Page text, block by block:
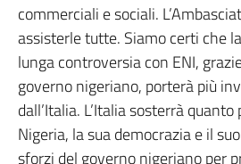
commerciali e sociali.
assisterle tutte. Siamo certi che
lunga controversia con ENI,
governo nigeriano, porterà più
dall’Italia. L’Italia sosterrà
Nigeria, la sua democrazia e il
sforzi del governo nigeriano per